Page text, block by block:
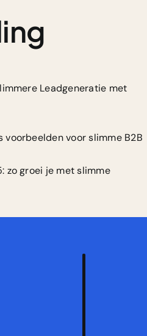
Leadgeneratie met
voor slimme B2B
zo groei je met slimme